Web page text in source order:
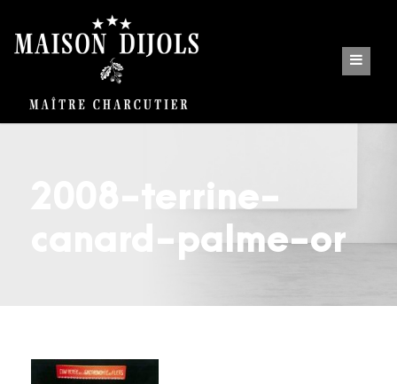
2008-terrine-
canard-palme-or